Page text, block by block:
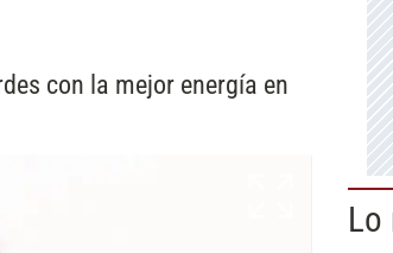
con la mejor energía en
Lo